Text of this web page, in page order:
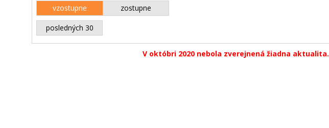
vzostupne zostupne
posledných 30
V októbri 2020 nebola zverejnená žiadna aktualita.